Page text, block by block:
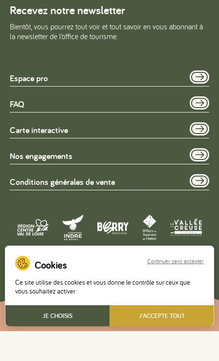
FR
Recevez notre newsletter
Bientôt, vous pourrez tout voir et tout savoir en vous abonnant à
la newsletter de l’office de tourisme.
Espace pro
FAQ
Carte interactive
Nos engagements
Conditions générales de vente
Copyright © 2026 – Office de Tourisme de la Vallée de la
Creuse •Mentions légales •Politique de confidentialité
par l'agence
Ce site utilise des cookies et vous donne le contrôle sur ceux que
vous souhaitez activer
J'ACCEPTE TOUT
Continuer sans accepter
JE CHOISIS